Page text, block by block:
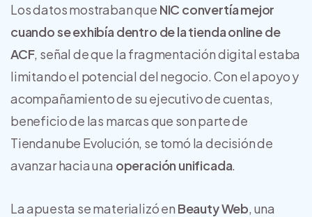
Los datos mostraban que NIC convertía mejor
cuando se exhibía dentro de la tienda online de
ACF, señal de que la fragmentación digital estaba
limitando el potencial del negocio. Con el apoyo y
acompañamiento de su ejecutivo de cuentas,
beneficio de las marcas que son parte de
Tiendanube Evolución, se tomó la decisión de
avanzar hacia una operación unificada
La apuesta se materializó en Beauty Web , una